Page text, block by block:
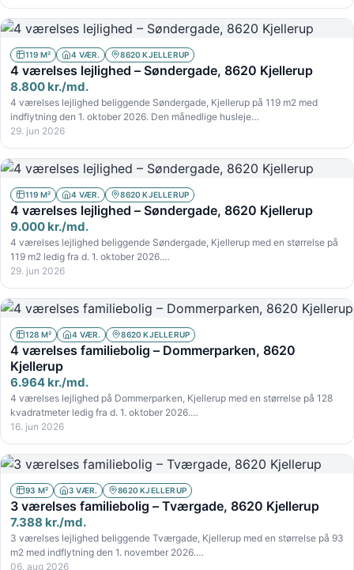
119 M² 4 VÆR. 8620 KJELLERUP
4 værelses lejlighed – Søndergade, 8620 Kjellerup
8.800 kr./md.
4 værelses lejlighed beliggende Søndergade, Kjellerup på 119 m2 med
indflytning den 1. oktober 2026. Den månedlige husleje…
29. jun 2026
119 M² 4 VÆR. 8620 KJELLERUP
4 værelses lejlighed – Søndergade, 8620 Kjellerup
9.000 kr./md.
4 værelses lejlighed beliggende Søndergade, Kjellerup med en størrelse på
119 m2 ledig fra d. 1. oktober 2026.…
29. jun 2026
128 M² 4 VÆR. 8620 KJELLERUP
4 værelses familiebolig – Dommerparken, 8620
Kjellerup
6.964 kr./md.
4 værelses lejlighed på Dommerparken, Kjellerup med en størrelse på 128
kvadratmeter ledig fra d. 1. oktober 2026.…
16. jun 2026
93 M² 3 VÆR. 8620 KJELLERUP
3 værelses familiebolig – Tværgade, 8620 Kjellerup
7.388 kr./md.
3 værelses lejlighed beliggende Tværgade, Kjellerup med en størrelse på 93
m2 med indflytning den 1. november 2026.…
06. aug 2026